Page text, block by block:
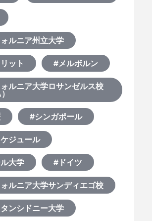
ルニア州立大学
ット #メルボルン
ルニア大学ロサンゼルス校
#シンガポール
ジュール
大学 #ドイツ
ルニア大学サンディエゴ校
ンシドニー大学